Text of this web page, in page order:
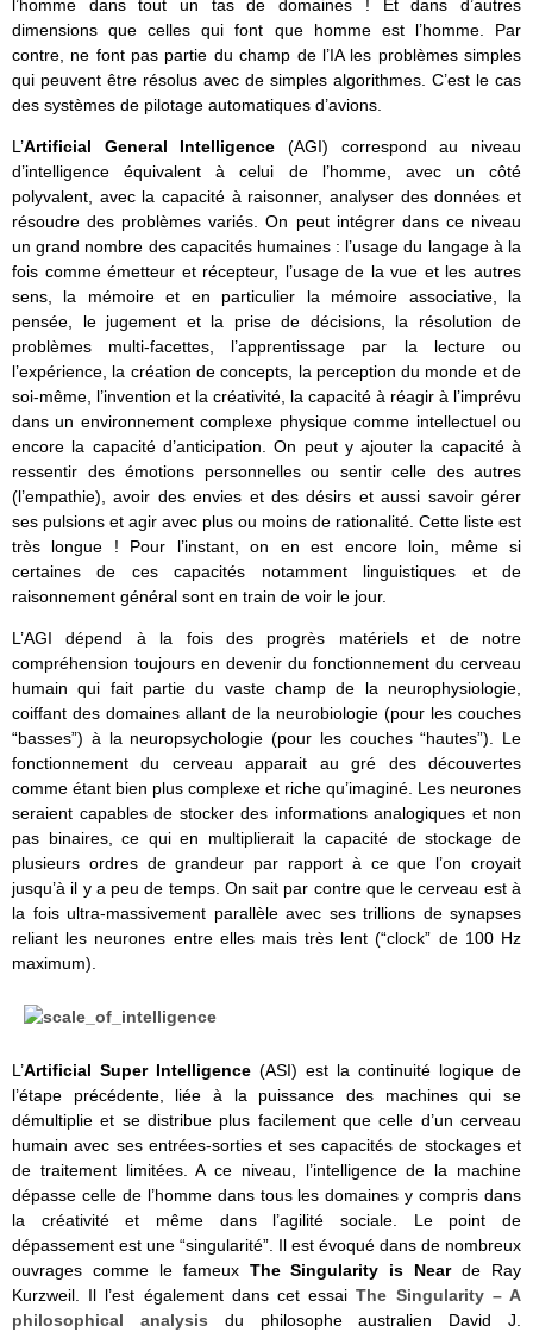
l’homme dans tout un tas de domaines ! Et dans d’autres
dimensions que celles qui font que homme est l’homme. Par
contre, ne font pas partie du champ de l’IA les problèmes simples
qui peuvent être résolus avec de simples algorithmes. C’est le cas
des systèmes de pilotage automatiques d’avions.
L’Artificial General Intelligence (AGI) correspond au niveau
d’intelligence équivalent à celui de l’homme, avec un côté
polyvalent, avec la capacité à raisonner, analyser des données et
résoudre des problèmes variés. On peut intégrer dans ce niveau
un grand nombre des capacités humaines : l’usage du langage à la
fois comme émetteur et récepteur, l’usage de la vue et les autres
sens, la mémoire et en particulier la mémoire associative, la
pensée, le jugement et la prise de décisions, la résolution de
problèmes multi-facettes, l’apprentissage par la lecture ou
l’expérience, la création de concepts, la perception du monde et de
soi-même, l’invention et la créativité, la capacité à réagir à l’imprévu
dans un environnement complexe physique comme intellectuel ou
encore la capacité d’anticipation. On peut y ajouter la capacité à
ressentir des émotions personnelles ou sentir celle des autres
(l’empathie), avoir des envies et des désirs et aussi savoir gérer
ses pulsions et agir avec plus ou moins de rationalité. Cette liste est
très longue ! Pour l’instant, on en est encore loin, même si
certaines de ces capacités notamment linguistiques et de
raisonnement général sont en train de voir le jour.
L’AGI dépend à la fois des progrès matériels et de notre
compréhension toujours en devenir du fonctionnement du cerveau
humain qui fait partie du vaste champ de la neurophysiologie,
coiffant des domaines allant de la neurobiologie (pour les couches
“basses”) à la neuropsychologie (pour les couches “hautes”). Le
fonctionnement du cerveau apparait au gré des découvertes
comme étant bien plus complexe et riche qu’imaginé. Les neurones
seraient capables de stocker des informations analogiques et non
pas binaires, ce qui en multiplierait la capacité de stockage de
plusieurs ordres de grandeur par rapport à ce que l’on croyait
jusqu’à il y a peu de temps. On sait par contre que le cerveau est à
la fois ultra-massivement parallèle avec ses trillions de synapses
reliant les neurones entre elles mais très lent (“clock” de 100 Hz
maximum).
L’Artificial Super Intelligence (ASI) est la continuité logique de
l’étape précédente, liée à la puissance des machines qui se
démultiplie et se distribue plus facilement que celle d’un cerveau
humain avec ses entrées-sorties et ses capacités de stockages et
de traitement limitées. A ce niveau, l’intelligence de la machine
dépasse celle de l’homme dans tous les domaines y compris dans
la créativité et même dans l’agilité sociale. Le point de
dépassement est une “singularité”. Il est évoqué dans de nombreux
ouvrages comme le fameux The Singularity is Nearde Ray
Kurzweil. Il l’est également dans cet essaiThe Singularity – A
philosophical analysis du philosophe australien David J.